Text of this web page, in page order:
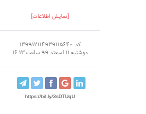
[نمایش اطلاعات]
کد: 139912114939115640
دوشنبه 11 اسفند 99 ساعت 16:13
https://bit.ly/3sDTUqU